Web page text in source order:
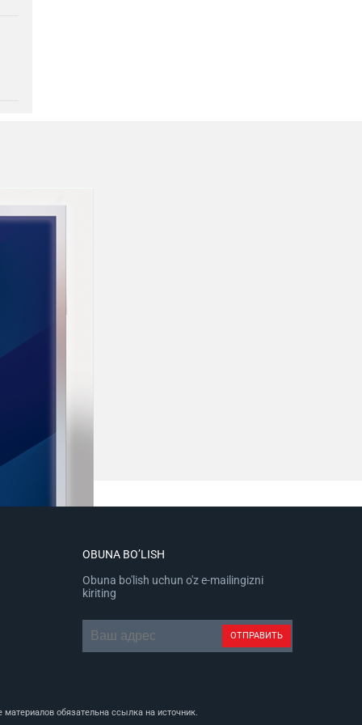
OBUNA BO’LISH
Obuna bo'lish uchun o'z e-mailingizni
kiriting
обязательна ссылка на источник.